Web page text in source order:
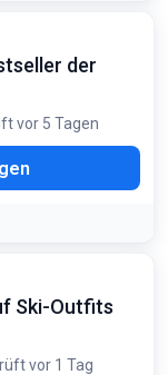
der
vor 5 Tagen
Ski-Outfits
vor 1 Tag